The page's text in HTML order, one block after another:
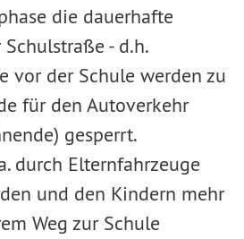
die dauerhafte
- d.h.
vor der Schule werden zu
für den Autoverkehr
gesperrt.
durch Elternfahrzeuge
und den Kindern mehr
Weg zur Schule